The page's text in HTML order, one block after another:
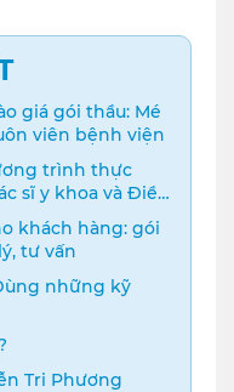
giá gói thầu: Mé
viên bệnh viện
trình thực
sĩ y khoa và Điều
khách hàng: gói
tư vấn
những kỹ
Tri Phương